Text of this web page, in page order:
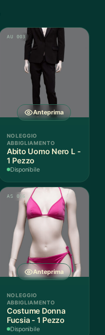
Anteprima
AU 003
NOLEGGIO
ABBIGLIAMENTO
Abito Uomo Nero L -
1 Pezzo
Disponibile
Anteprima
AS 016
NOLEGGIO
ABBIGLIAMENTO
Costume Donna
Fucsia - 1 Pezzo
Disponibile